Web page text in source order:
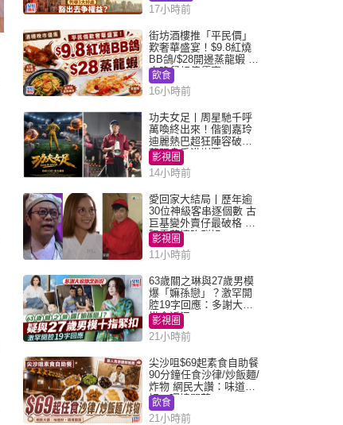
17小時前
街坊酒樓推「平民價」
歎奢華盛宴！$9.8紅燒
BB鴿/$28開邊蒸龍蝦 3
大晚餐超值優惠
飲食
16小時前
功夫女足丨周星馳千呼
萬喚終出來！偕劉嘉玲
迪麗熱巴超狂陣容破天
荒現身香港謝票
影視圈
14小時前
愛回家大結局丨歷年逾
30位神級客串逐個數 古
巨基變外賣仔最破格 歐
陽震華情陷群姐
影視圈
11小時前
63歲關之琳與27歲男模
爆「嫲孫戀」？激罕開
腔19字回應：多謝大家
掛念近況
影視圈
21小時前
尖沙咀$69起素食自助餐
90分鐘任食沙律/炒飯麵/
炸物 網民大讚：味道
好，環境闊落
飲食
21小時前